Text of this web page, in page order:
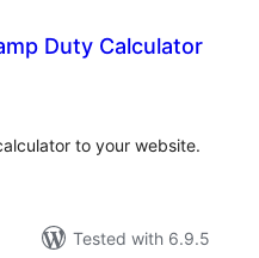
Duty Calculator
to your website.
Tested with 6.9.5